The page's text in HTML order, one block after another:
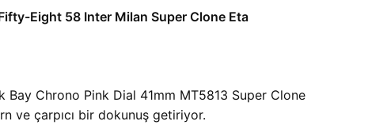
Eight 58 Inter Milan Super Clone Eta
Bay Chrono Pink Dial 41mm MT5813 Super Clone
ve çarpıcı bir dokunuş getiriyor.